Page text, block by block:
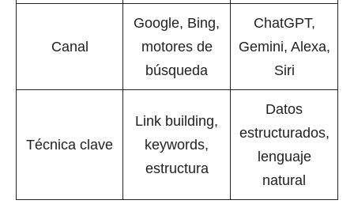
Canal
Google, Bing,
motores de
búsqueda
ChatGPT,
Gemini, Alexa,
Siri
Técnica clave
Link building,
keywords,
estructura
Datos
estructurados,
lenguaje
natural